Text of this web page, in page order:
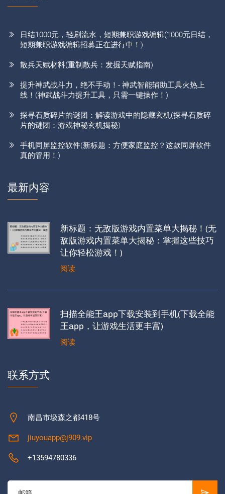
日结1000元，轻刷流水，短期兼职游戏编辑(1000元日结，
短期兼职游戏编辑招募正在进行中！)
散兵天赋材料(重制散兵：发掘天赋指南)
提升神武战斗力，绝不手动！- 神武智能辅助工具火热上
线！(神武战斗力提升工具，只需一键操作！)
探寻石质碎片的谜团：解读游戏中的隐藏玄机(探寻石质碎
片的谜团：游戏神秘玄机揭秘)
手机同屏监控软件(新标题：方便家庭监控？这款同屏软件
真的管用！)
最新内容
新标题：无敌版游戏内置菜单大揭秘！(无
敌版游戏内置菜单大揭秘：掌握这些技巧
让你轻松游戏！)
阅读
扫描全能王app下载安装到手机(下载全能
王app，让游戏生活更丰富)
阅读
联系方式
南昌市圾森之都418号
jiuyouapp@j909.vip
+13594780336